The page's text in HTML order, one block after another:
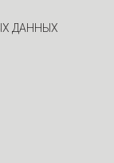
ДАННЫХ